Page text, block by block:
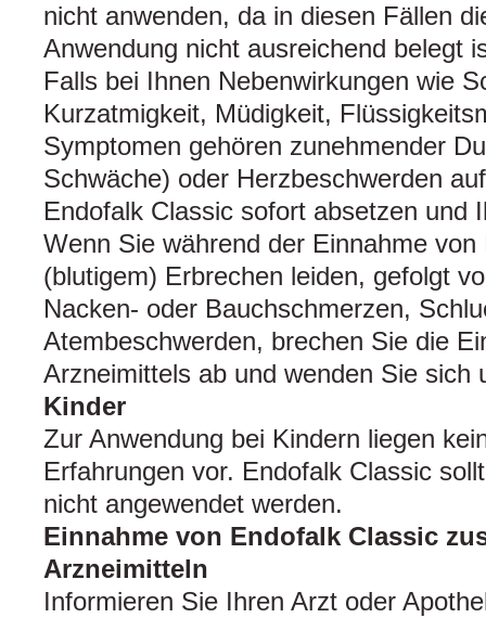
nicht anwenden, da in diesen Fällen
Anwendung nicht ausreichend belegt
Falls bei Ihnen Nebenwirkungen wie
Kurzatmigkeit, Müdigkeit,
Symptomen gehören zunehmender
Schwäche) oder Herzbeschwerden
Endofalk Classic sofort absetzen und
Wenn Sie während der Einnahme
(blutigem) Erbrechen leiden, gefolgt
Nacken- oder Bauchschmerzen,
Atembeschwerden, brechen Sie die
Arzneimittels ab und wenden Sie sich
Kinder
Zur Anwendung bei Kindern liegen
Erfahrungen vor. Endofalk Classic
nicht angewendet werden.
Einnahme von Endofalk Classic
Arzneimitteln
Informieren Sie Ihren Arzt oder